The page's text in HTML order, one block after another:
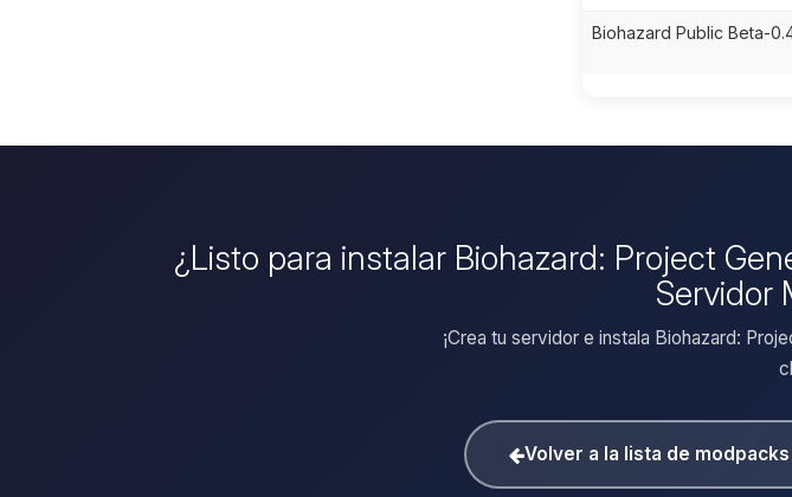
Biohazard Public Beta-
¿Listo para instalar Biohazard: Project
Servidor
¡Crea tu servidor e instala Biohazard:
Volver a la lista de modpacks